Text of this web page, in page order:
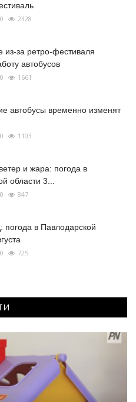
0 2328
из-за ретро-фестиваля
автобусов
0 1661
автобусы временно изменят
0 1103
и жара: погода в
области 3...
0 847
погода в Павлодарской
0 725